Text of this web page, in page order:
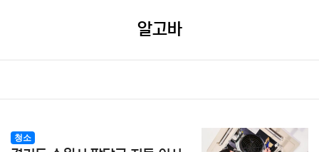
알고바
청소